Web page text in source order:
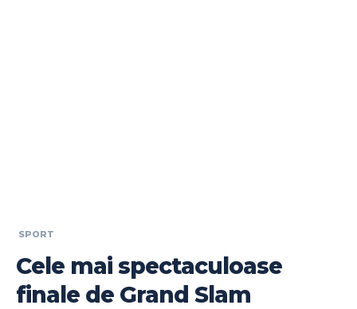
SPORT
Cele mai spectaculoase
finale de Grand Slam